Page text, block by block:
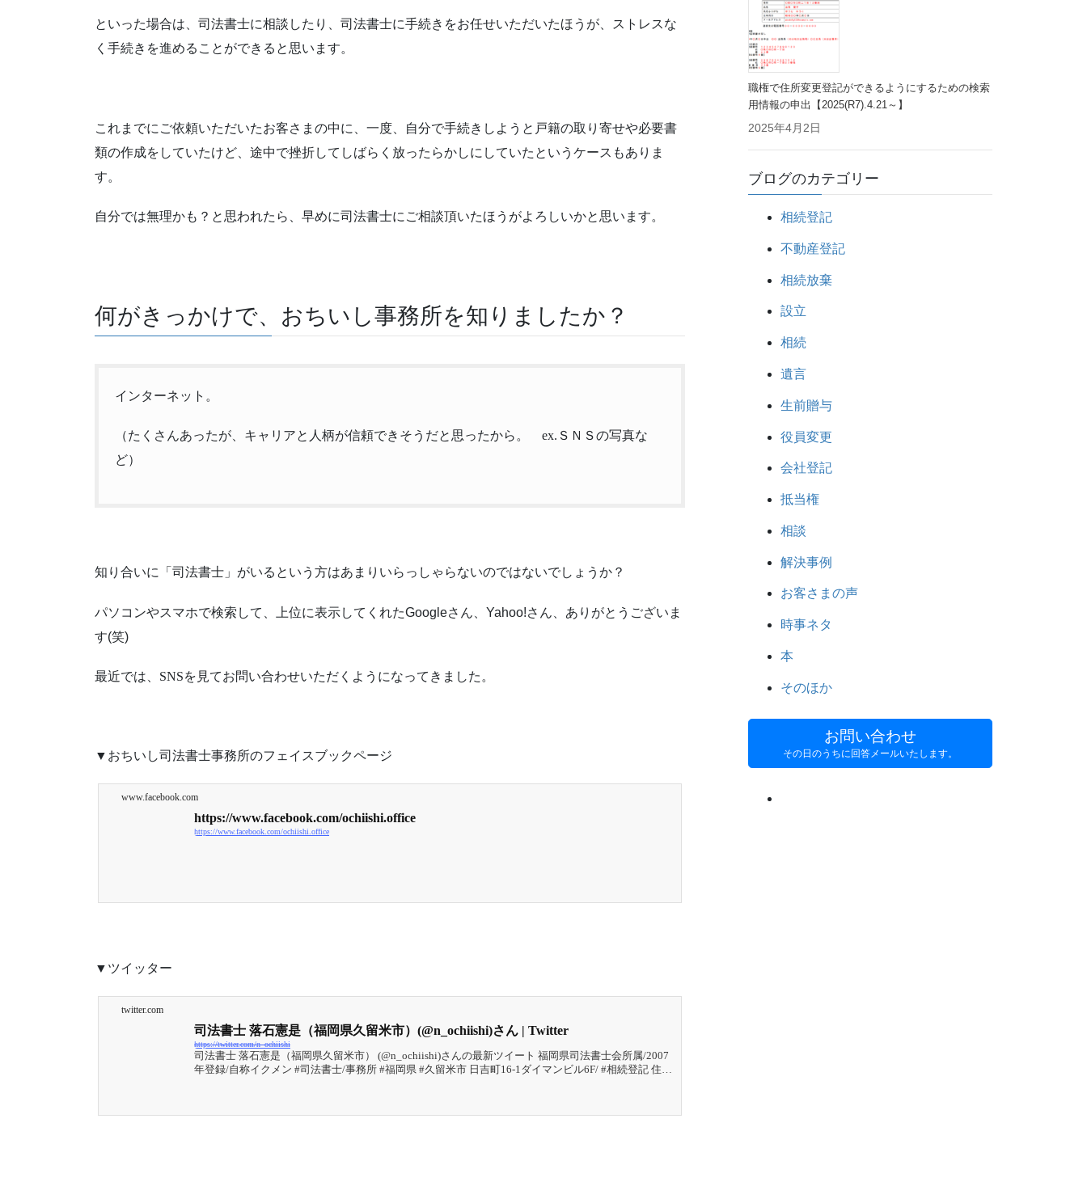
といった場合は、司法書士に相談したり、司法書士に手続きをお任せいただいたほうが、ストレスな
く手続きを進めることができると思います。
これまでにご依頼いただいたお客さまの中に、一度、自分で手続きしようと戸籍の取り寄せや必要書
類の作成をしていたけど、途中で挫折してしばらく放ったらかしにしていたというケースもありま
す。
自分では無理かも？と思われたら、早めに司法書士にご相談頂いたほうがよろしいかと思います。
何がきっかけで、おちいし事務所を知りましたか？
インターネット。
（たくさんあったが、キャリアと人柄が信頼できそうだと思ったから。 ex.ＳＮＳの写真な
ど）
知り合いに「司法書士」がいるという方はあまりいらっしゃらないのではないでしょうか？
パソコンやスマホで検索して、上位に表示してくれたGoogleさん、Yahoo!さん、ありがとうございま
す(笑)
最近では、SNSを見てお問い合わせいただくようになってきました。
▼おちいし司法書士事務所のフェイスブックページ
www.facebook.com
https://www.facebook.com/ochiishi.office
https://www.facebook.com/ochiishi.office
▼ツイッター
twitter.com
司法書士 落石憲是（福岡県久留米市）(@n_ochiishi)さん | Twitter
https://twitter.com/n_ochiishi
司法書士 落石憲是（福岡県久留米市） (@n_ochiishi)さんの最新ツイート 福岡県司法書士会所属/2007
年登録/自称イクメン #司法書士/事務所 #福岡県 #久留米市 日吉町16-1ダイマンビル6F/ #相続登記 住宅
職権で住所変更登記ができるようにするための検索
用情報の申出【2025(R7).4.21～】
2025年4月2日
ブログのカテゴリー
相続登記
不動産登記
相続放棄
設立
相続
遺言
生前贈与
役員変更
会社登記
抵当権
相談
解決事例
お客さまの声
時事ネタ
本
そのほか
お問い合わせ
その日のうちに回答メールいたします。